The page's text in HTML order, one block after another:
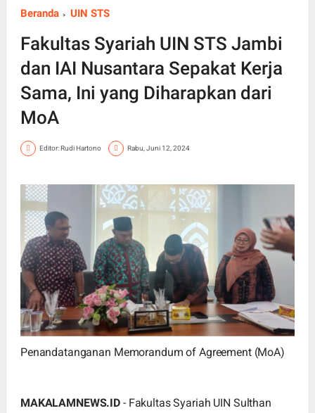
Beranda UIN STS
Fakultas Syariah UIN STS Jambi
dan IAI Nusantara Sepakat Kerja
Sama, Ini yang Diharapkan dari
MoA
Editor: Rudi Hartono Rabu, Juni 12, 2024
Penandatanganan Memorandum of Agreement (MoA)
MAKALAMNEWS.ID - Fakultas Syariah UIN Sulthan